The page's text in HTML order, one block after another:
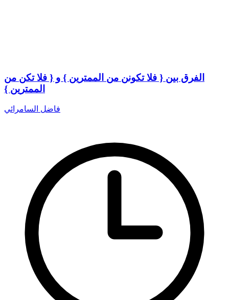
الفرق بين { فلا تكونن من الممترين } و { فلا تكن من
الممترين }
فاضل السامرائي